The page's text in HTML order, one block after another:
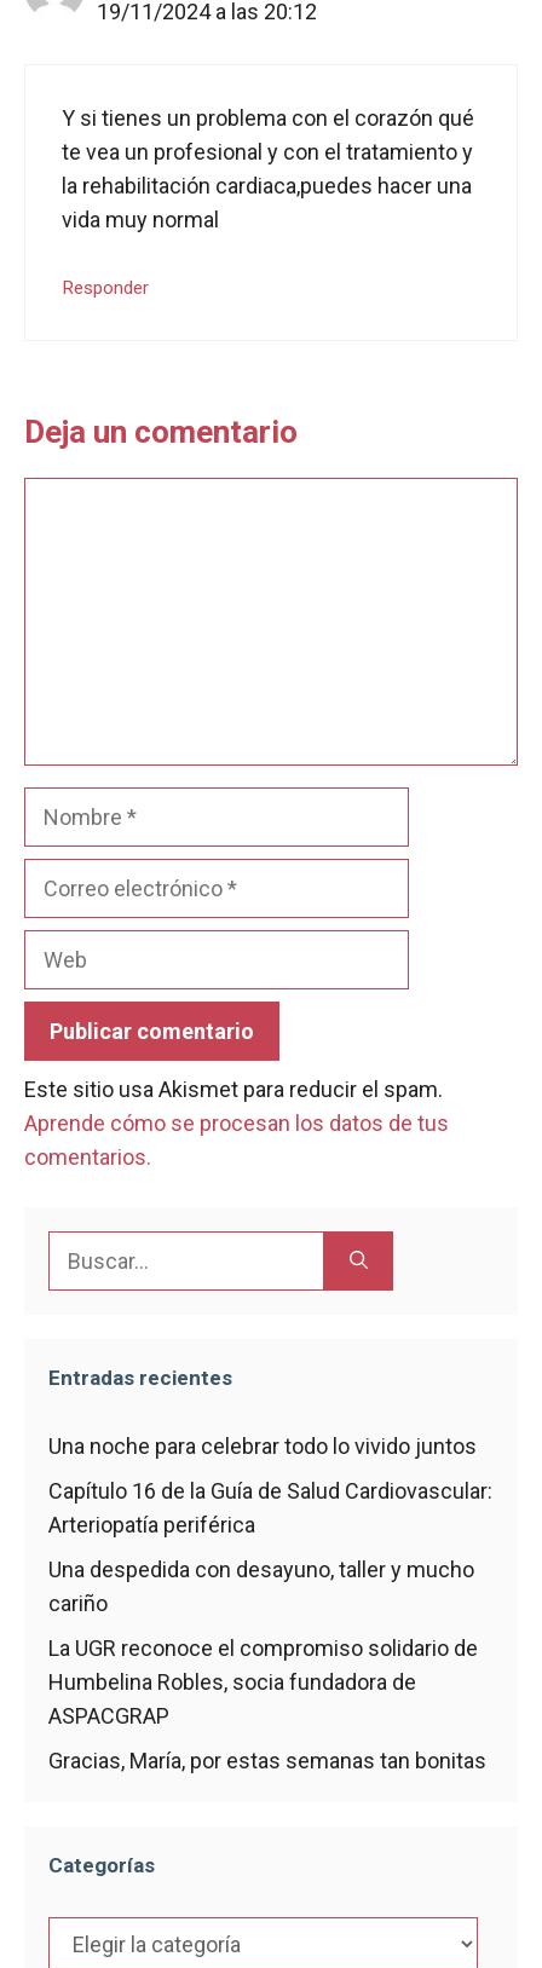
19/11/2024 a las 20:12
Y si tienes un problema con el corazón qué
te vea un profesional y con el tratamiento y
la rehabilitación cardiaca,puedes hacer una
vida muy normal
Responder
Deja un comentario
Nombre
Este sitio usa Akismet para reducir el spam.
Aprende cómo se procesan los datos de tus
comentarios.
Entradas recientes
Una noche para celebrar todo lo vivido juntos
Capítulo 16 de la Guía de Salud Cardiovascular:
Arteriopatía periférica
Una despedida con desayuno, taller y mucho
cariño
La UGR reconoce el compromiso solidario de
Humbelina Robles, socia fundadora de
ASPACGRAP
Gracias, María, por estas semanas tan bonitas
Categorías
Categorías